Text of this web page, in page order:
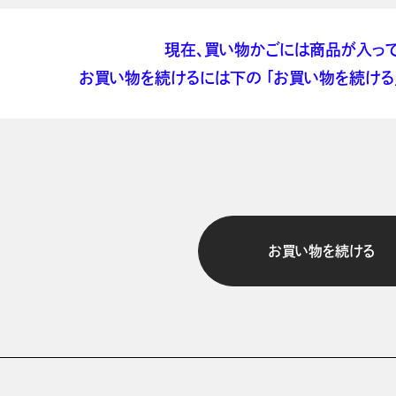
現在、買い物かごには商品が入っ
お買い物を続けるには下の 「お買い物を続ける
お買い物を続ける